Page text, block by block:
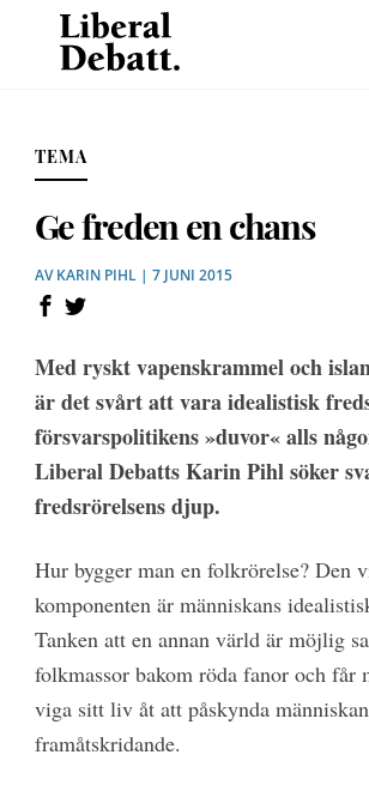
content
TEMA
Ge freden en chans
AVKARIN PIHL| 7 JUNI 2015
Med ryskt vapenskrammel och
är det svårt att vara idealistisk
försvarspolitikens »duvor« alls
Liberal Debatts Karin Pihl söker
fredsrörelsens djup.
Hur bygger man en folkrörelse? Den
komponenten är människans
Tanken att en annan värld är möjlig
folkmassor bakom röda fanor och får
viga sitt liv åt att påskynda
framåtskridande.